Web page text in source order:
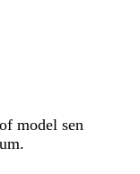
model sen